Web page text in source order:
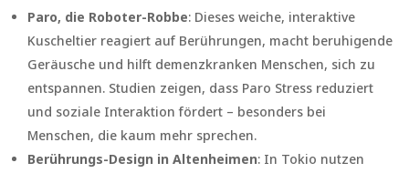
Paro, die Roboter-Robbe: Dieses weiche, interaktive
Kuscheltier reagiert auf Berührungen, macht beruhigende
Geräusche und hilft demenzkranken Menschen, sich zu
entspannen. Studien zeigen, dass Paro Stress reduziert
und soziale Interaktion fördert – besonders bei
Menschen, die kaum mehr sprechen.
Berührungs-Design in Altenheimen: In Tokio nutzen